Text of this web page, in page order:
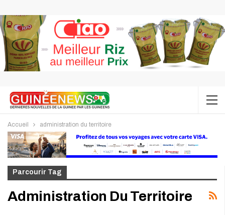
Accueil administration du territoire
Parcourir Tag
Administration Du Territoire